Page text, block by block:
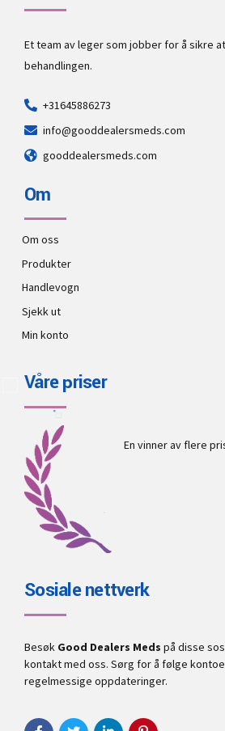
Et team av leger som jobber for å sikre
behandlingen.
+31645886273
info@gooddealersmeds.com
gooddealersmeds.com
Om
Om oss
Produkter
Handlevogn
Sjekk ut
Min konto
Våre priser
En vinner av flere
Sosiale nettverk
Besøk Good Dealers Meds på disse
kontakt med oss. Sørg for å følge
regelmessige oppdateringer.